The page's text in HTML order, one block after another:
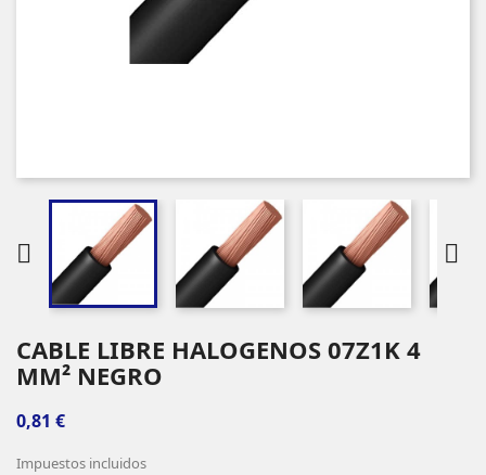
 
CABLE LIBRE HALOGENOS 07Z1K 4
MM² NEGRO
0,81 €
Impuestos incluidos